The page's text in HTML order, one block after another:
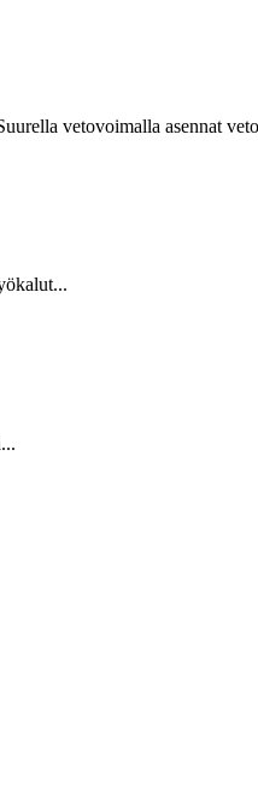
vetovoimalla asennat